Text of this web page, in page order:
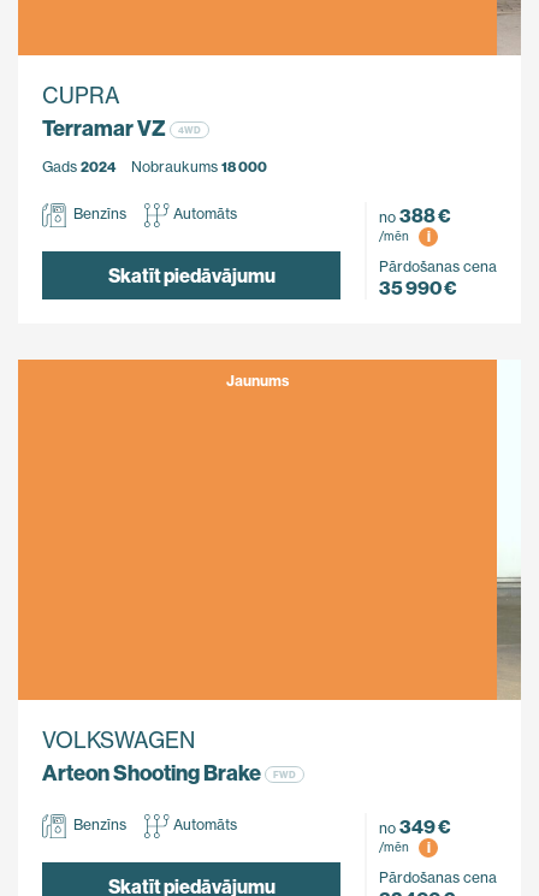
CUPRA
Terramar VZ
4WD
Gads 2024 Nobraukums 18 000
Benzīns Automāts
Skatīt piedāvājumu
no 388 €
/mēn
i
Pārdošanas cena
35 990 €
Jaunums
VOLKSWAGEN
Arteon Shooting Brake
FWD
Benzīns Automāts
Skatīt piedāvājumu
no 349 €
/mēn
i
Pārdošanas cena